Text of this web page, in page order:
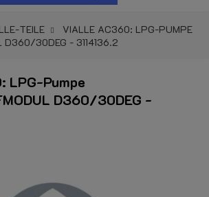
TEILE
VIALLE AC360: LPG-PUMPE
D360/30DEG - 3114136.2
LPG-Pumpe
D360/30DEG -